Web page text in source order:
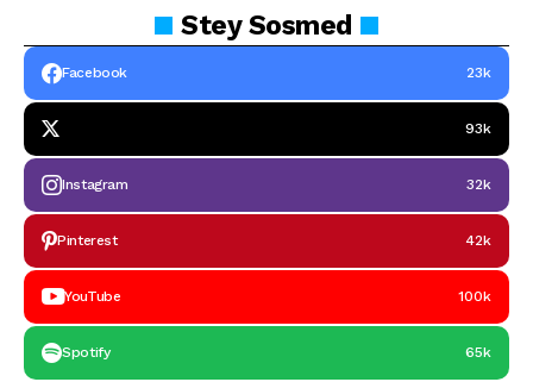
SteySosmed
Facebook 23k
93k
Instagram 32k
Pinterest 42k
YouTube 100k
Spotify 65k